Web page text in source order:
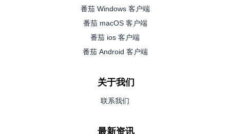
番茄 Windows 客户端
番茄 macOS 客户端
番茄 ios 客户端
番茄 Android 客户端
关于我们
联系我们
最新资讯